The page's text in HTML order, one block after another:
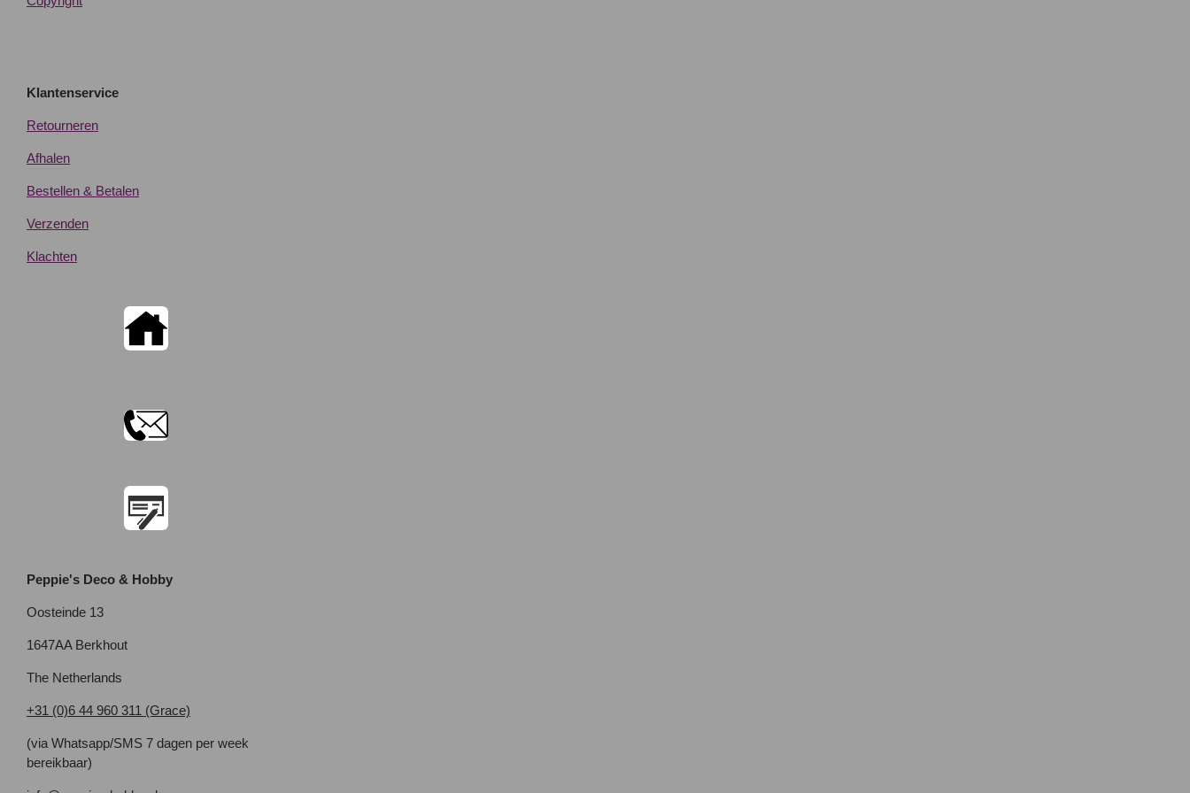
Klantenservice
Retourneren
Afhalen
Bestellen & Betalen
Verzenden
Klachten
Peppie's Deco & Hobby
Oosteinde 13
1647AA Berkhout
The Netherlands
+31 (0)6 44 960 311 (Grace)
(via Whatsapp/SMS 7 dagen per week
bereikbaar)